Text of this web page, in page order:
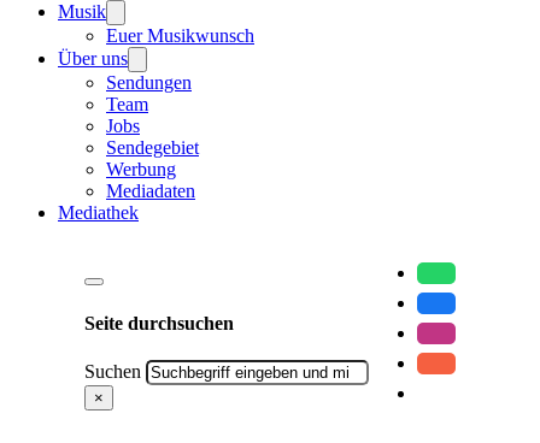
Musik
Euer Musikwunsch
Über uns
Sendungen
Team
Jobs
Sendegebiet
Werbung
Mediadaten
Mediathek
Seite durchsuchen
Suchen
×